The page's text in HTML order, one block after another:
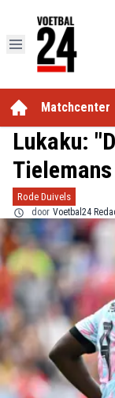
Matchcenter
Lukaku:
Rode Duivels
door Voetbal24